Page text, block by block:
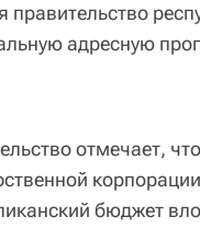
правительство
адресную
отмечает,
бюджет